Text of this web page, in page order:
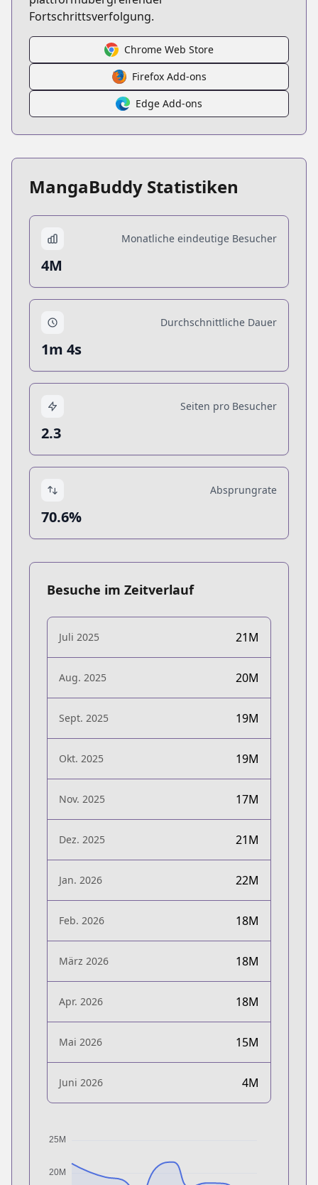
Fortschrittsverfolgung.
Chrome Web Store
Firefox Add-ons
Edge Add-ons
MangaBuddy Statistiken
Monatliche eindeutige Besucher
4M
Durchschnittliche Dauer
1m 4s
Seiten pro Besucher
2.3
Absprungrate
70.6%
Besuche im Zeitverlauf
Juli 2025 21M
Aug. 2025 20M
Sept. 2025 19M
Okt. 2025 19M
Nov. 2025 17M
Dez. 2025 21M
Jan. 2026 22M
Feb. 2026 18M
März 2026 18M
Apr. 2026 18M
Mai 2026 15M
Juni 2026 4M